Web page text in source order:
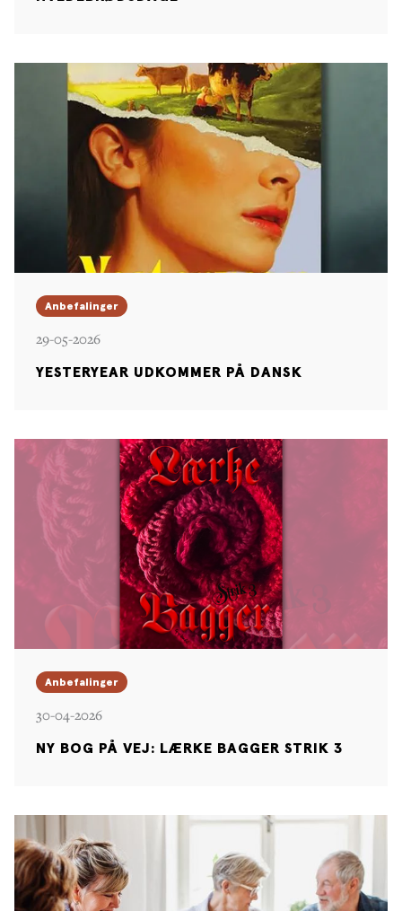
Anbefalinger
29-05-2026
YESTERYEAR UDKOMMER PÅ DANSK
Anbefalinger
30-04-2026
NY BOG PÅ VEJ: LÆRKE BAGGER STRIK 3